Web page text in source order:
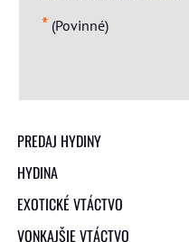
* (Povinné)
PREDAJ HYDINY
HYDINA
EXOTICKÉ VTÁCTVO
VONKAJŠIE VTÁCTVO